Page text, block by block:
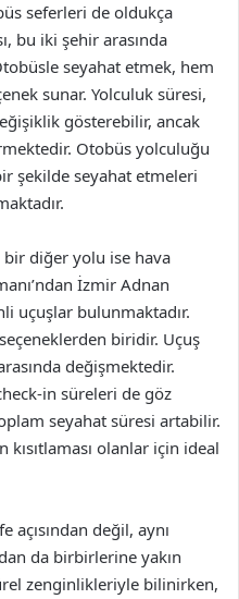
seferleri de oldukça
bu iki şehir arasında
seyahat etmek, hem
sunar. Yolculuk süresi,
gösterebilir, ancak
Otobüs yolculuğu
şekilde seyahat etmeleri
bir diğer yolu ise hava
İzmir Adnan
uçuşlar bulunmaktadır.
biridir. Uçuş
değişmektedir.
in süreleri de göz
seyahat süresi artabilir.
olanlar için ideal
açısından değil, aynı
da birbirlerine yakın
zenginlikleriyle bilinirken,